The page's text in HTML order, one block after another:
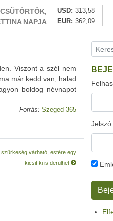
NAPJA
USD
313,58
EUR
362,09
Viszont a szél nem
már kedd van, halad
boldog névnapot
Forrás: Szeged 365
szürkeség várható, estére egy
kicsit ki is derülhet
Jelszó